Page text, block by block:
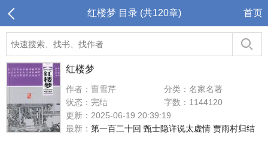
红楼梦 目录 (共120章) 首页
红楼梦
作者：曹雪芹
分类：名家名著
状态：完结
字数：1144120
更新：2025-06-19 20:39:19
最新： 第一百二十回 甄士隐详说太虚情 贾雨村归结